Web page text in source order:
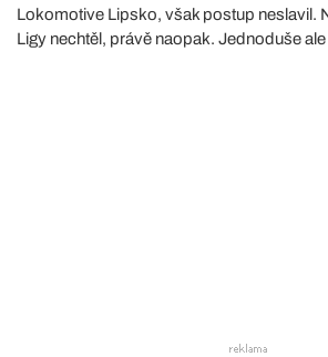
Lokomotive Lipsko, však postup neslavil.
Ligy nechtěl, právě naopak. Jednoduše